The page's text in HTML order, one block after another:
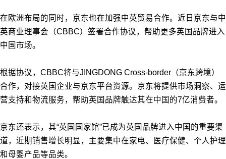
在欧洲布局的同时，京东也在加强中英贸易合作。近日京东与中
英商业理事会（CBBC）签署合作协议，帮助更多英国品牌进入
中国市场。
根据协议，CBBC将与JINGDONG Cross-border（京东跨境）
合作，对接英国企业与京东平台资源。京东将提供市场洞察、运
营支持和物流服务，帮助英国品牌触达其在中国的7亿消费者。
京东还表示，其“英国国家馆”已成为英国品牌进入中国的重要渠
道，近期销售增长明显，主要集中在家电、医疗保健、个人护理
和母婴产品等品类。